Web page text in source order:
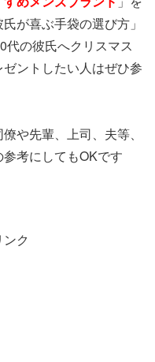
が喜ぶ手袋の選び方」
代の彼氏へクリスマス
ントしたい人はぜひ参
や先輩、上司、夫等、
考にしてもOKです
ク